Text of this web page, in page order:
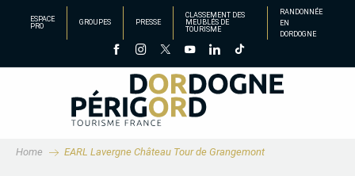
principal
ESPACE
PRO
GROUPES PRESSE
CLASSEMENT DES
MEUBLÉS DE
TOURISME
RANDONNÉE
EN
DORDOGNE
Home EARL Lavergne Château Tour de Grangemont